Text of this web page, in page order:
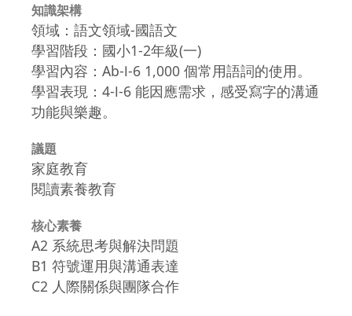
知識架構
領域：語文領域-國語文
學習階段：國小1-2年級(一)
學習內容：Ab-Ⅰ-6 1,000 個常用語詞的使用。
學習表現：4-Ⅰ-6 能因應需求，感受寫字的溝通
功能與樂趣。
議題
家庭教育
閱讀素養教育
核心素養
A2 系統思考與解決問題
B1 符號運用與溝通表達
C2 人際關係與團隊合作